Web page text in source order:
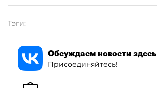
Тэги:
Обсуждаем новости здесь
Присоединяйтесь!